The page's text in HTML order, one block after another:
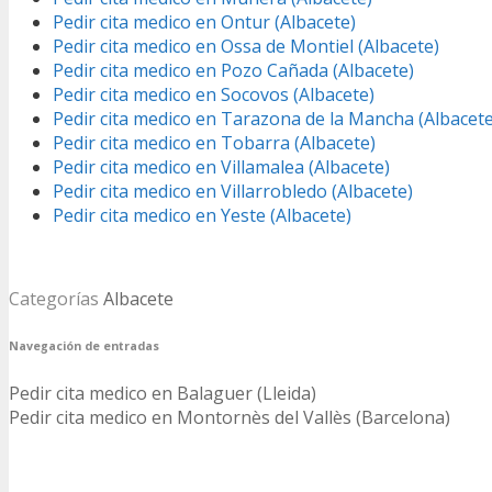
Pedir cita medico en Ontur (Albacete)
Pedir cita medico en Ossa de Montiel (Albacete)
Pedir cita medico en Pozo Cañada (Albacete)
Pedir cita medico en Socovos (Albacete)
Pedir cita medico en Tarazona de la Mancha
Pedir cita medico en Tobarra (Albacete)
Pedir cita medico en Villamalea (Albacete)
Pedir cita medico en Villarrobledo (Albacete)
Pedir cita medico en Yeste (Albacete)
Categorías Albacete
Navegación de entradas
Pedir cita medico en Balaguer (Lleida)
Pedir cita medico en Montornès del Vallès (Barcelona)